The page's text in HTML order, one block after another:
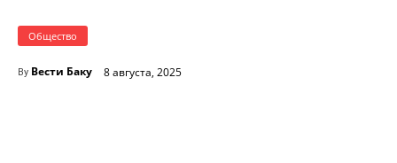
Общество
By Вести Баку 8 августа, 2025